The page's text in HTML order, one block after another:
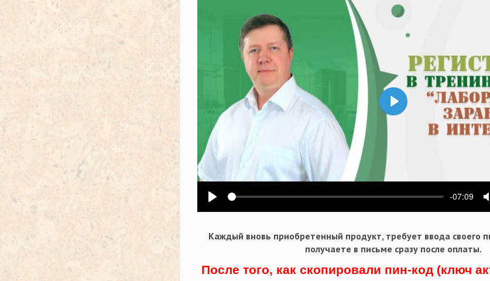
Воспроизвести
-07:09
Воспроизвести
Каждый вновь приобретенный продукт, требует ввода своего
получаете в письме сразу после оплаты.
После того, как скопировали пин-код (ключ